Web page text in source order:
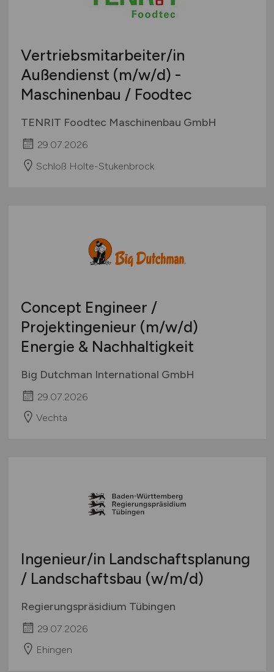
Vertriebsmitarbeiter/in
Außendienst (m/w/d) -
Maschinenbau / Foodtec
TENRIT Foodtec Maschinenbau GmbH
29.07.2026
Schloß Holte-Stukenbrock
Concept Engineer /
Projektingenieur (m/w/d)
Energie & Nachhaltigkeit
Big Dutchman International GmbH
29.07.2026
Vechta
Ingenieur/in Landschaftsplanung
/ Landschaftsbau (w/m/d)
Regierungspräsidium Tübingen
29.07.2026
Ehingen